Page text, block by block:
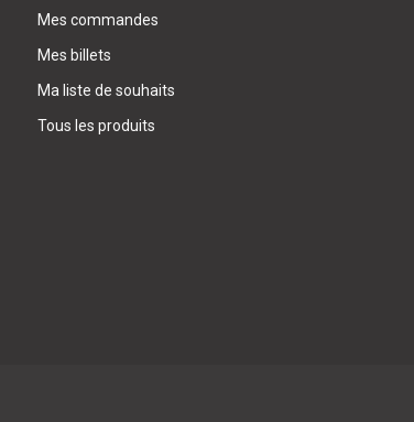
Mes commandes
Mes billets
Ma liste de souhaits
Tous les produits